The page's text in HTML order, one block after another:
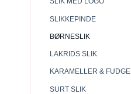
SLIKKEPINDE
BØRNESLIK
LAKRIDS SLIK
KARAMELLER & FUDGE
SURT SLIK